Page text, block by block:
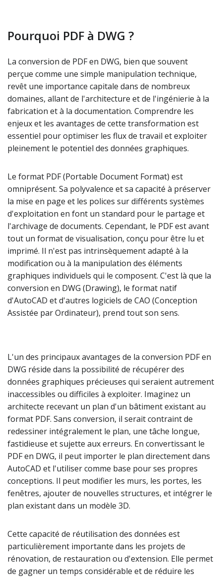
Pourquoi PDF à DWG ?
La conversion de PDF en DWG, bien que souvent
perçue comme une simple manipulation technique,
revêt une importance capitale dans de nombreux
domaines, allant de l'architecture et de l'ingénierie à la
fabrication et à la documentation. Comprendre les
enjeux et les avantages de cette transformation est
essentiel pour optimiser les flux de travail et exploiter
pleinement le potentiel des données graphiques.
Le format PDF (Portable Document Format) est
omniprésent. Sa polyvalence et sa capacité à préserver
la mise en page et les polices sur différents systèmes
d'exploitation en font un standard pour le partage et
l'archivage de documents. Cependant, le PDF est avant
tout un format de visualisation, conçu pour être lu et
imprimé. Il n'est pas intrinsèquement adapté à la
modification ou à la manipulation des éléments
graphiques individuels qui le composent. C'est là que la
conversion en DWG (Drawing), le format natif
d'AutoCAD et d'autres logiciels de CAO (Conception
Assistée par Ordinateur), prend tout son sens.
L'un des principaux avantages de la conversion PDF en
DWG réside dans la possibilité de récupérer des
données graphiques précieuses qui seraient autrement
inaccessibles ou difficiles à exploiter. Imaginez un
architecte recevant un plan d'un bâtiment existant au
format PDF. Sans conversion, il serait contraint de
redessiner intégralement le plan, une tâche longue,
fastidieuse et sujette aux erreurs. En convertissant le
PDF en DWG, il peut importer le plan directement dans
AutoCAD et l'utiliser comme base pour ses propres
conceptions. Il peut modifier les murs, les portes, les
fenêtres, ajouter de nouvelles structures, et intégrer le
plan existant dans un modèle 3D.
Cette capacité de réutilisation des données est
particulièrement importante dans les projets de
rénovation, de restauration ou d'extension. Elle permet
de gagner un temps considérable et de réduire les